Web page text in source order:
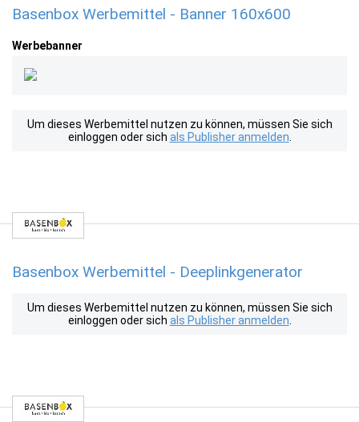
Basenbox Werbemittel - Banner 160x600
Werbebanner
Um dieses Werbemittel nutzen zu können, müssen Sie sich
einloggen oder sich als Publisher anmelden
Basenbox Werbemittel - Deeplinkgenerator
Um dieses Werbemittel nutzen zu können, müssen Sie sich
einloggen oder sich als Publisher anmelden